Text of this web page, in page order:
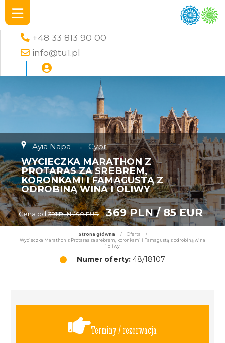
+48 33 813 90 00
info@tu1.pl
Ayia Napa → Cypr
WYCIECZKA MARATHON Z
PROTARAS ZA SREBREM,
KORONKAMI I FAMAGUSTĄ Z
ODROBINĄ WINA I OLIWY
Cena od 391 PLN / 90 EUR 369 PLN / 85 EUR
Strona główna / Oferta
/
Wycieczka Marathon z Protaras za srebrem, koronkami i Famagustą z odrobiną wina
i oliwy
Numer oferty: 48/18107
Terminy / rezerwacja